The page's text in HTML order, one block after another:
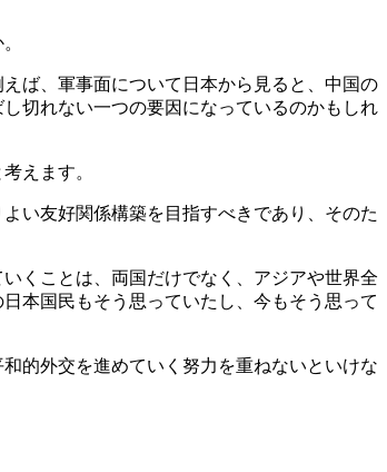
ば、軍事面について日本から見ると、中国の
切れない一つの要因になっているのかもしれ
えます。
い友好関係構築を目指すべきであり、そのた
くことは、両国だけでなく、アジアや世界全
本国民もそう思っていたし、今もそう思って
的外交を進めていく努力を重ねないといけな